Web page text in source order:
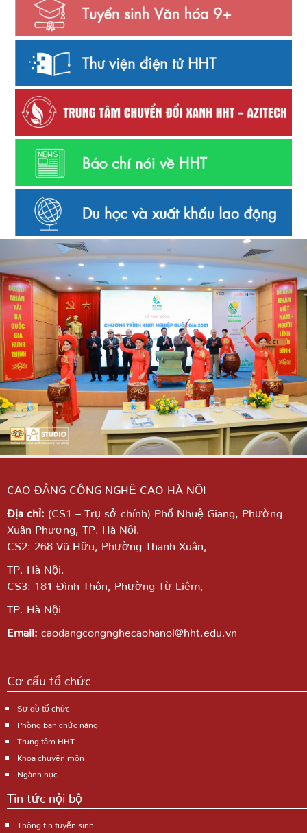
CAO ĐẲNG CÔNG NGHỆ CAO HÀ NỘI
Địa chỉ: (CS1 – Trụ sở chính) Phố Nhuệ Giang, Phường
Xuân Phương, TP. Hà Nội.
CS2: 268 Vũ Hữu, Phường Thanh Xuân,
TP. Hà Nội.
CS3: 181 Đình Thôn, Phường Từ Liêm,
TP. Hà Nội
Email: caodangcongnghecaohanoi@hht.edu.vn
Cơ cấu tổ chức
Sơ đồ tổ chức
Phòng ban chức năng
Trung tâm HHT
Khoa chuyên môn
Ngành học
Tin tức nội bộ
Thông tin tuyển sinh